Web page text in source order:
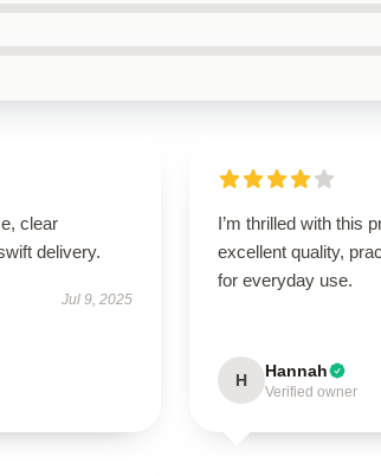
clear
delivery.
Jul 9, 2025
I’m thrilled with this
excellent quality,
for everyday use.
H Hannah
Verified owner